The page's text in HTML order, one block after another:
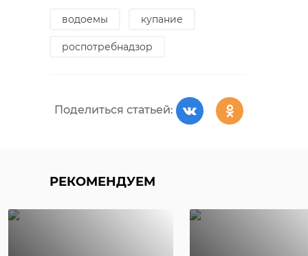
водоемы купание
роспотребнадзор
Поделиться статьей:
РЕКОМЕНДУЕМ